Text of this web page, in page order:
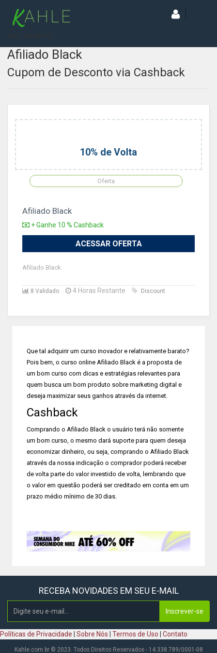
Afiliado Black
Cupom de Desconto via Cashback
10% de Volta
Oferta
Afiliado Black
+ Ganhe 10 % Cashback
ACESSAR OFERTA
Afiliado Black
8 Validado 4 Horas Restante Discount
Que tal adquirir um curso inovador e relativamente barato?
Pois bem, o curso online Afiliado Black é a proposta de
um bom curso com dicas e estratégias relevantes para
quem busca um bom produto sobre marketing digital e
deseja maximizar seus ganhos através da internet.
Cashback
Comprando o Afiliado Black o usuário terá não somente
um bom curso, o mesmo dará suporte para quem deseja
economizar dinheiro, ou seja, comprando o Afiliado Black
através da nossa indicação o comprador poderá receber
de volta parte do valor investido de volta, lembrando que
o valor em questão poderá ser creditado em conta em um
prazo médio mínimo de 30 dias.
RECEBA NOVIDADES EM SEU E-MAIL
Inscrever-se
Políticas de Privacidade Sobre Nós Termos de Uso Contato
Kahle.com.br © 2023. Todos Direitos Reservados - 14.338.789/0001-08